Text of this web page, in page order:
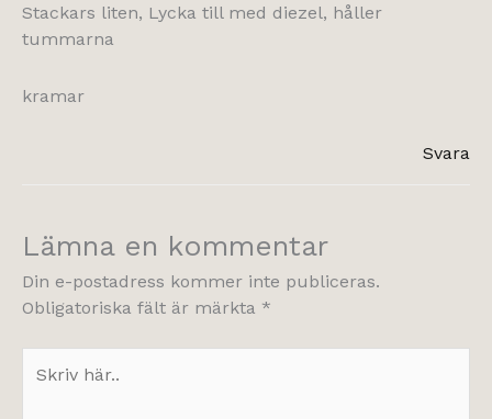
Stackars liten, Lycka till med diezel, håller
tummarna
kramar
Svara
Lämna en kommentar
Din e-postadress kommer inte publiceras.
Obligatoriska fält är märkta *
här..